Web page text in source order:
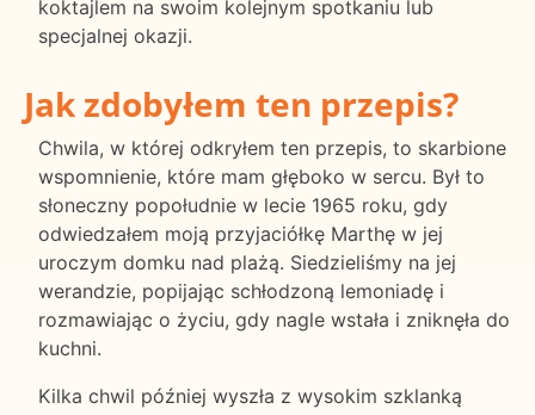
koktajlem na swoim kolejnym spotkaniu lub
specjalnej okazji.
Jak zdobyłem ten przepis?
Chwila, w której odkryłem ten przepis, to skarbione
wspomnienie, które mam głęboko w sercu. Był to
słoneczny popołudnie w lecie 1965 roku, gdy
odwiedzałem moją przyjaciółkę Marthę w jej
uroczym domku nad plażą. Siedzieliśmy na jej
werandzie, popijając schłodzoną lemoniadę i
rozmawiając o życiu, gdy nagle wstała i zniknęła do
kuchni.
Kilka chwil później wyszła z wysokim szklanką